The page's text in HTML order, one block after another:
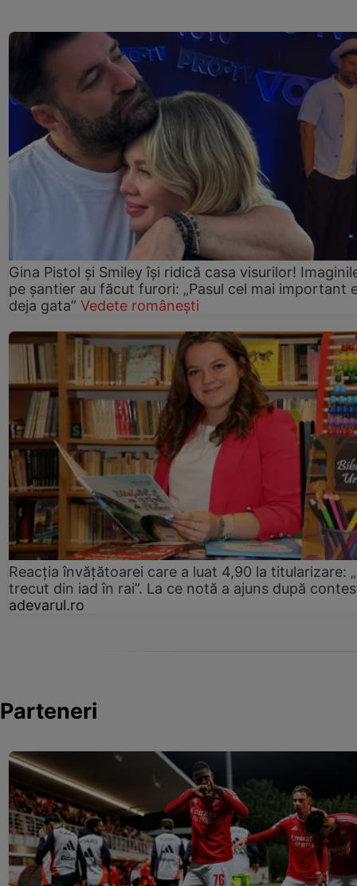
Gina Pistol și Smiley își ridică casa visurilor!
pe șantier au făcut furori: „Pasul cel mai important
deja gata” Vedete românești
Reacția învățătoarei care a luat 4,90 la titularizare:
trecut din iad în rai”. La ce notă a ajuns după
adevarul.ro
Parteneri